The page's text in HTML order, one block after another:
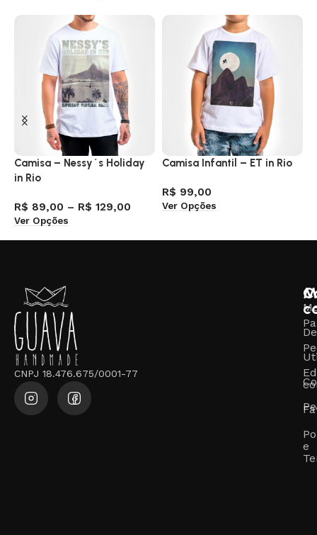
Camisa – Nessy´s Holiday
in Rio
R$ 89,00 – R$ 129,00
Ver Opções
Camisa Infantil – ET in Rio
R$ 99,00
Ver Opções
CNPJ 18.476.675/0001-77
e